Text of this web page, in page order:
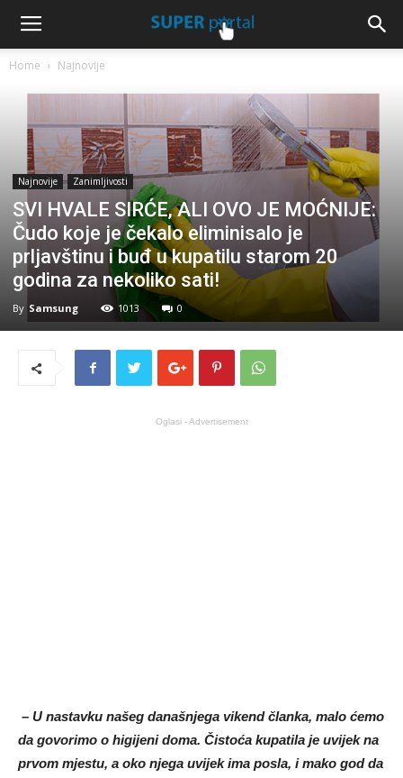
Home Najnovije
Najnovije Zanimljivosti
SVI HVALE SIRĆE, ALI OVO JE MOĆNIJE:
Čudo koje je čekalo eliminisalo je
prljavštinu i buđ u kupatilu starom 20
godina za nekoliko sati!
By Samsung 1013 0
Oglasi - Advertisement
– U nastavku našeg današnjega vikend članka, malo ćemo
da govorimo o higijeni doma. Čistoća kupatila je uvijek na
prvom mjestu, a oko njega uvijek ima posla, i mako god da